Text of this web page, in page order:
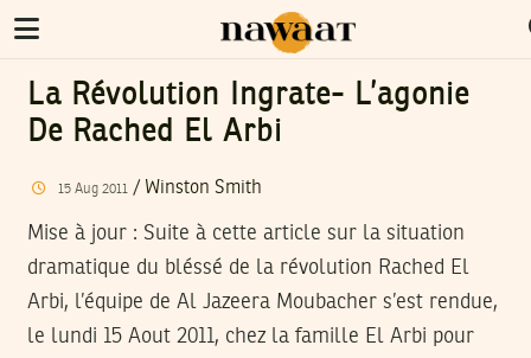
La Révolution Ingrate- L’agonie
De Rached El Arbi
15 Aug 2011/ Winston Smith
Mise à jour : Suite à cette article sur la situation
dramatique du bléssé de la révolution Rached El
Arbi, l’équipe de Al Jazeera Moubacher s’est rendue,
le lundi 15 Aout 2011, chez la famille El Arbi pour